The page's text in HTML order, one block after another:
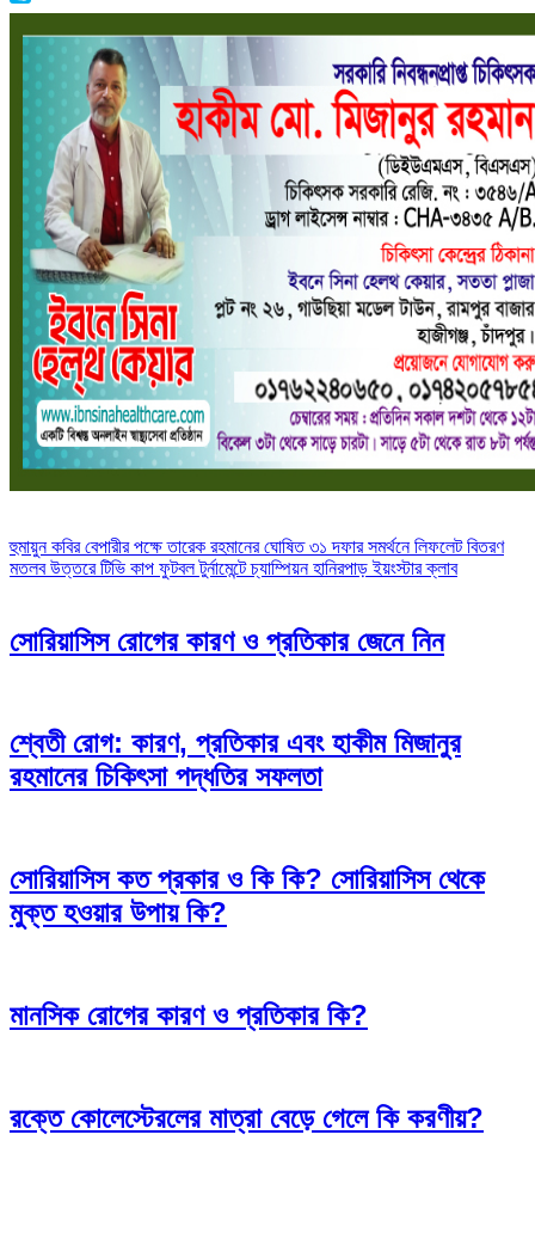
Skype
Post
navigation
হুমায়ুন কবির বেপারীর পক্ষে তারেক রহমানের ঘোষিত ৩১ দফার সমর্থনে লিফলেট বিতরণ
মতলব উত্তরে টিভি কাপ ফুটবল টুর্নামেন্টে চ্যাম্পিয়ন হানিরপাড় ইয়ংস্টার ক্লাব
সোরিয়াসিস রোগের কারণ ও প্রতিকার জেনে নিন
শ্বেতী রোগ: কারণ, প্রতিকার এবং হাকীম মিজানুর
রহমানের চিকিৎসা পদ্ধতির সফলতা
সোরিয়াসিস কত প্রকার ও কি কি? সোরিয়াসিস থেকে
মুক্ত হওয়ার উপায় কি?
মানসিক রোগের কারণ ও প্রতিকার কি?
রক্তে কোলেস্টেরলের মাত্রা বেড়ে গেলে কি করণীয়?